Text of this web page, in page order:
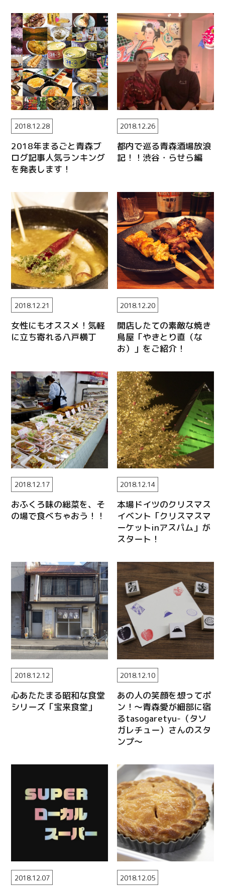
2018年まるごと青森ブ
ログ記事人気ランキング
を発表します！
2018.12.28
都内で巡る青森酒場放浪
記！！渋谷・らせら編
2018.12.26
女性にもオススメ！気軽
に立ち寄れる八戸横丁
2018.12.21
開店したての素敵な焼き
鳥屋「やきとり直（な
お）」をご紹介！
2018.12.20
おふくろ味の総菜を、そ
の場で食べちゃおう！！
2018.12.17
本場ドイツのクリスマス
イベント「クリスマスマ
ーケットinアスパム」が
スタート！
2018.12.14
心あたたまる昭和な食堂
シリーズ「宝来食堂」
2018.12.12
あの人の笑顔を想ってポ
ン！～青森愛が細部に宿
るtasogaretyu-（タソ
ガレチュー）さんのスタ
ンプ～
2018.12.10
2018.12.07 2018.12.05